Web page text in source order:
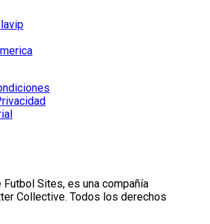
Futbol Sites, es una compañía
Collective. Todos los derechos